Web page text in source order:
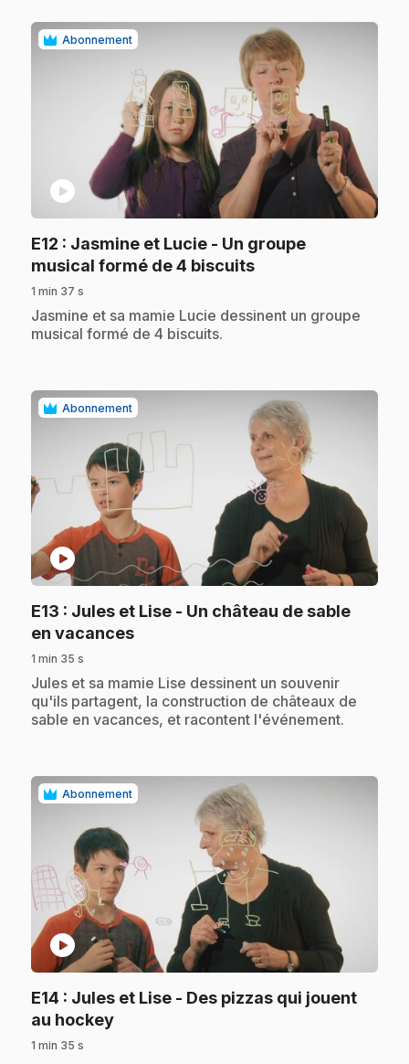
Abonnement
play_circle
E12 : Jasmine et Lucie - Un groupe
musical formé de 4 biscuits.
1 min 37 s
.Jasmine et sa mamie Lucie dessinent un groupe
musical formé de 4 biscuits.
Abonnement
play_circle
E13 : Jules et Lise - Un château de sable
en vacances.
1 min 35 s
.Jules et sa mamie Lise dessinent un souvenir
qu'ils partagent, la construction de châteaux de
sable en vacances, et racontent l'événement.
Abonnement
play_circle
E14 : Jules et Lise - Des pizzas qui jouent
au hockey.
1 min 35 s